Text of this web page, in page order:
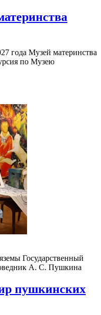
года Музей материнства
по Музею
Государственный
А. С. Пушкина
пушкинских